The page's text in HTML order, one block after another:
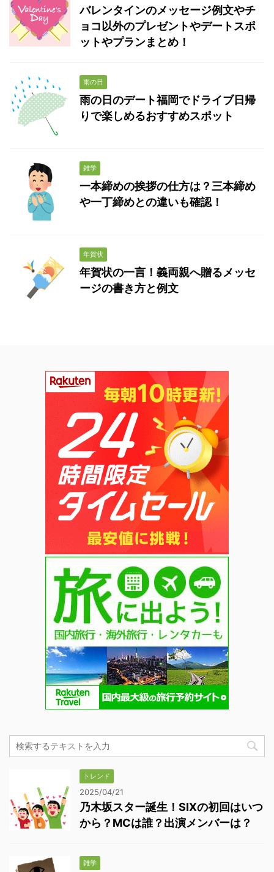
バレンタインのメッセージ例文やチ
ョコ以外のプレゼントやデートスポ
ットやプランまとめ！
雨の日
雨の日のデート福岡でドライブ日帰
りで楽しめるおすすめスポット
雑学
一本締めの挨拶の仕方は？三本締め
や一丁締めとの違いも確認！
年賀状
年賀状の一言！義両親へ贈るメッセ
ージの書き方と例文
トレンド
2025/04/21
乃木坂スター誕生！SIXの初回はいつ
から？MCは誰？出演メンバーは？
雑学